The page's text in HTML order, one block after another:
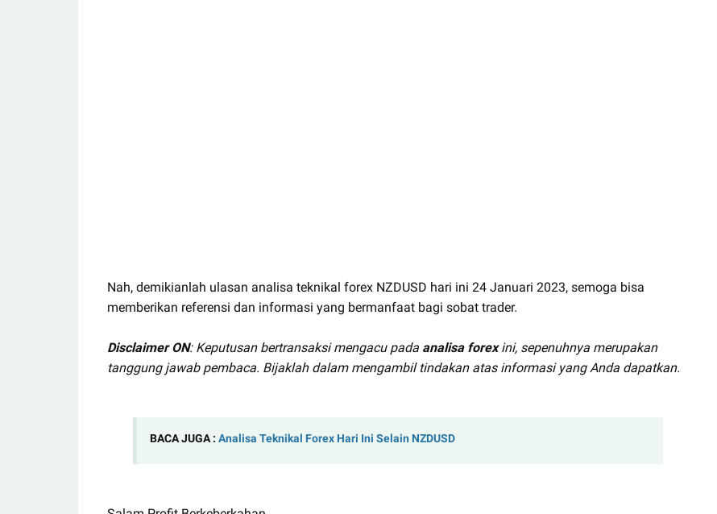
Nah, demikianlah ulasan analisa teknikal forex NZDUSD hari ini 24 Januari 2023, semoga bisa
memberikan referensi dan informasi yang bermanfaat bagi sobat trader.
Disclaimer ON: Keputusan bertransaksi mengacu pada analisa forexini, sepenuhnya merupakan
tanggung jawab pembaca. Bijaklah dalam mengambil tindakan atas informasi yang Anda dapatkan.
BACA JUGA : Analisa Teknikal Forex Hari Ini Selain NZDUSD